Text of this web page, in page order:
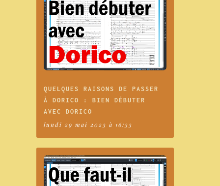
QUELQUES RAISONS DE PASSER
À DORICO : BIEN DÉBUTER
AVEC DORICO
lundi 29 mai 2023 à 16:33